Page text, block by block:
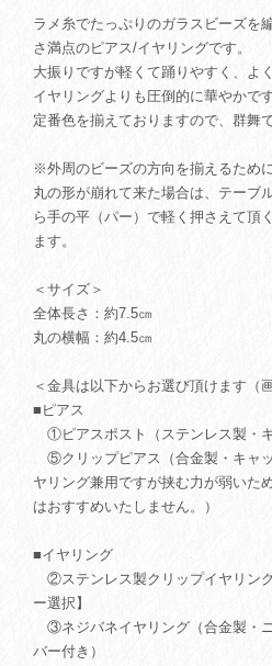
ラメ糸でたっぷりのガラスビーズを
さ満点のピアス/イヤリングです。
大振りですが軽くて踊りやすく、よ
イヤリングよりも圧倒的に華やかです
定番色を揃えておりますので、群舞
※外周のビーズの方向を揃えるため
丸の形が崩れて来た場合は、テーブ
ら手の平（パー）で軽く押さえて頂
ます。
＜サイズ＞
全体長さ：約7.5㎝
丸の横幅：約4.5㎝
＜金具は以下からお選び頂けます（
■ピアス
①ピアスポスト（ステンレス製・キ
⑤クリップピアス（合金製・キャ
ヤリング兼用ですが挟む力が弱いた
はおすすめいたしません。）
■イヤリング
②ステンレス製クリップイヤリン
ー選択】
③ネジバネイヤリング（合金製・
バー付き）